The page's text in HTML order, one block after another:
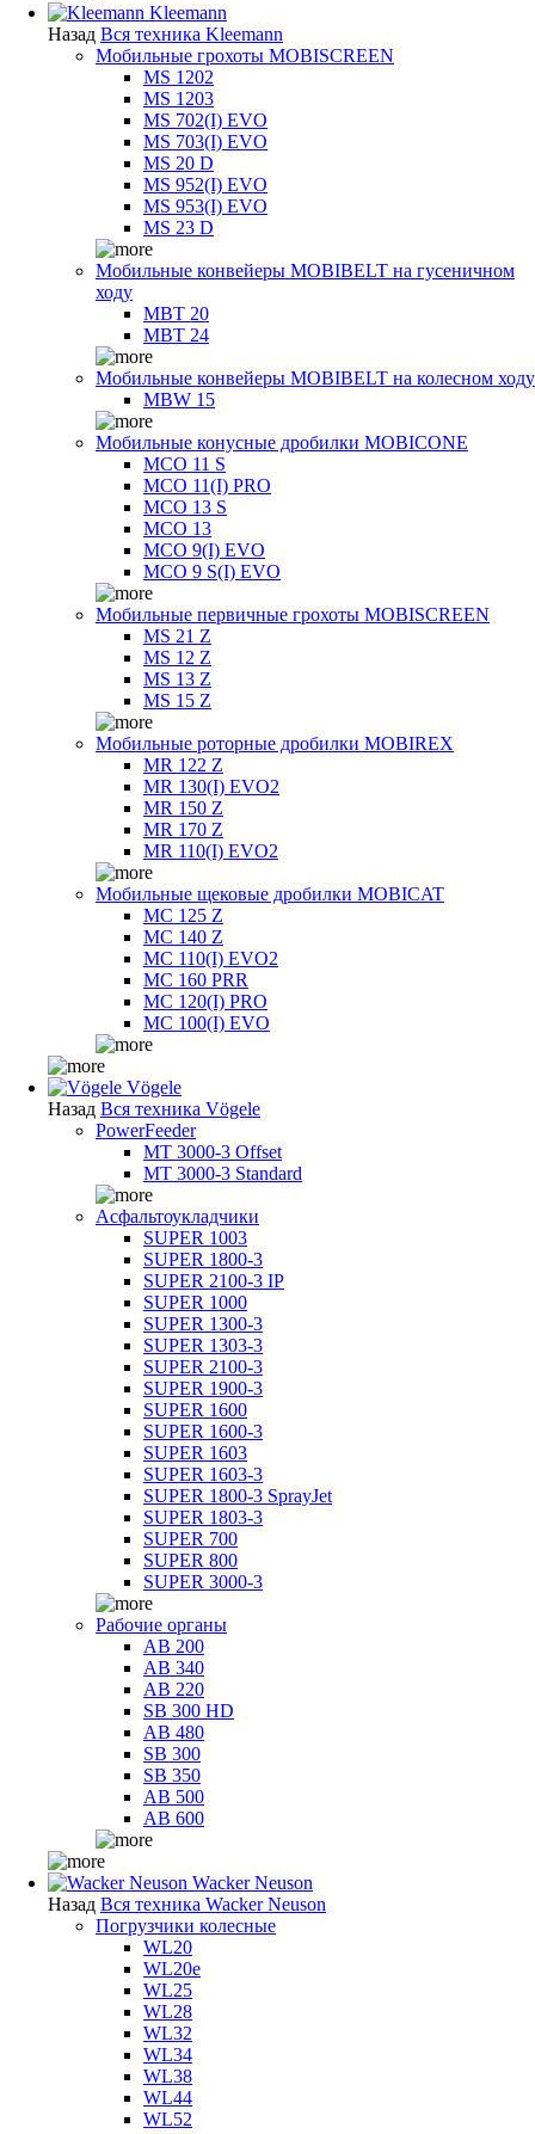
Kleemann
Назад Вся техника Kleemann
Мобильные грохоты MOBISCREEN
MS 1202
MS 1203
MS 702(I) EVO
MS 703(I) EVO
MS 20 D
MS 952(I) EVO
MS 953(I) EVO
MS 23 D
Мобильные конвейеры MOBIBELT на гусеничном
ходу
MBT 20
MBT 24
Мобильные конвейеры MOBIBELT на колесном ходу
MBW 15
Мобильные конусные дробилки MOBICONE
MCO 11 S
MCO 11(I) PRO
MCO 13 S
MCO 13
MCO 9(I) EVO
MCO 9 S(I) EVO
Мобильные первичные грохоты MOBISCREEN
MS 21 Z
MS 12 Z
MS 13 Z
MS 15 Z
Мобильные роторные дробилки MOBIREX
MR 122 Z
MR 130(I) EVO2
MR 150 Z
MR 170 Z
MR 110(I) EVO2
Мобильные щековые дробилки MOBICAT
MC 125 Z
MC 140 Z
MC 110(I) EVO2
MC 160 PRR
MC 120(I) PRO
MC 100(I) EVO
Vögele
Назад Вся техника Vögele
PowerFeeder
MT 3000-3 Offset
MT 3000-3 Standard
Асфальтоукладчики
SUPER 1003
SUPER 1800-3
SUPER 2100-3 IP
SUPER 1000
SUPER 1300-3
SUPER 1303-3
SUPER 2100-3
SUPER 1900-3
SUPER 1600
SUPER 1600-3
SUPER 1603
SUPER 1603-3
SUPER 1800-3 SprayJet
SUPER 1803-3
SUPER 700
SUPER 800
SUPER 3000-3
Рабочие органы
AB 200
AB 340
AB 220
SB 300 HD
AB 480
SB 300
SB 350
AB 500
AB 600
Wacker Neuson
Назад Вся техника Wacker Neuson
Погрузчики колесные
WL20
WL20e
WL25
WL28
WL32
WL34
WL38
WL44
WL52